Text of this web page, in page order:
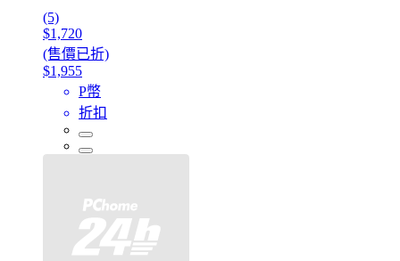
(5)
$1,720
(售價已折)
$1,955
P幣
折扣